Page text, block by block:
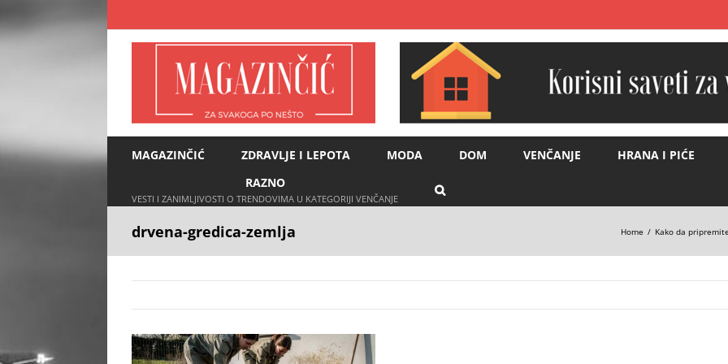
to
content
MAGAZINČIĆ ZDRAVLJE I LEPOTA MODA DOM VENČANJE HRANA I PIĆE
RAZNO
VESTI I ZANIMLJIVOSTI O TRENDOVIMA U KATEGORIJI VENČANJE
drvena-gredica-zemlja Home Kako da